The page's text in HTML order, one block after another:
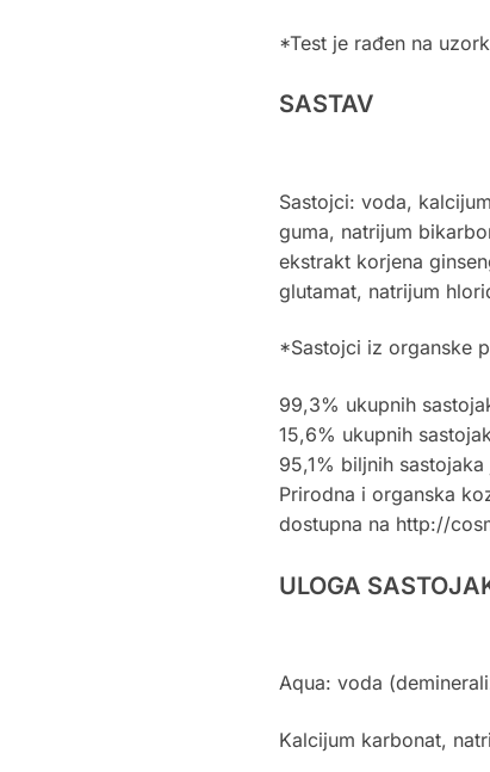
*Test je rađen na
SASTAV
Sastojci: voda,
guma, natrijum
ekstrakt korjena
glutamat, natrijum
*Sastojci iz organske
99,3% ukupnih
15,6% ukupnih
95,1% biljnih
Prirodna i organska
dostupna na http://
ULOGA
Aqua: voda
Kalcijum karbonat,